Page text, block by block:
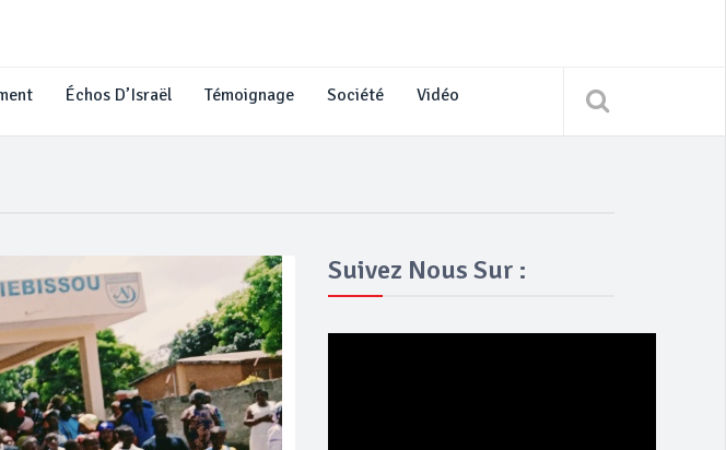
Échos D’Israël Témoignage Société Vidéo
Suivez Nous Sur :